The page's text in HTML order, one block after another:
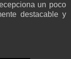
un poco
destacable y